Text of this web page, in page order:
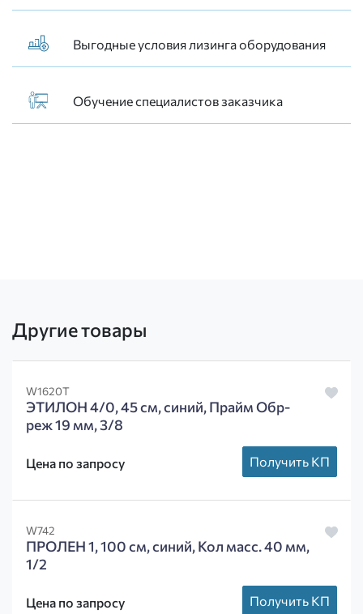
Выгодные условия лизинга оборудования
Обучение специалистов заказчика
Другие товары
W1620T
ЭТИЛОН 4/0, 45 см, синий, Прайм Обр-
реж 19 мм, 3/8
Цена по запросу Получить КП
W742
ПРОЛЕН 1, 100 см, синий, Кол масс. 40 мм,
1/2
Цена по запросу Получить КП